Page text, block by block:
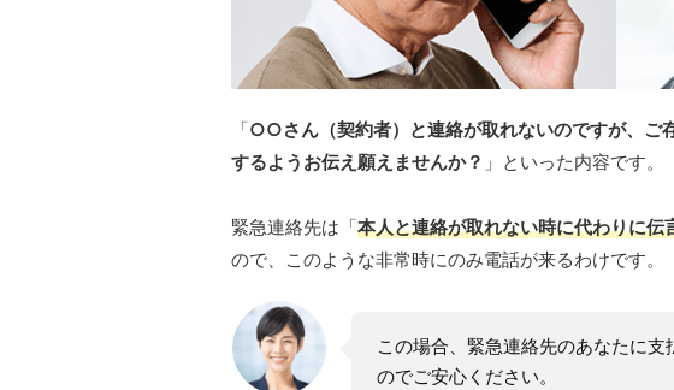
「○○さん（契約者）と連絡が取れないのですが、ご
するようお伝え願えませんか？ 」といった内容です。
緊急連絡先は「本人と連絡が取れない時に代わりに伝
ので、このような非常時にのみ電話が来るわけです。
この場合、緊急連絡先のあなたに
のでご安心ください。